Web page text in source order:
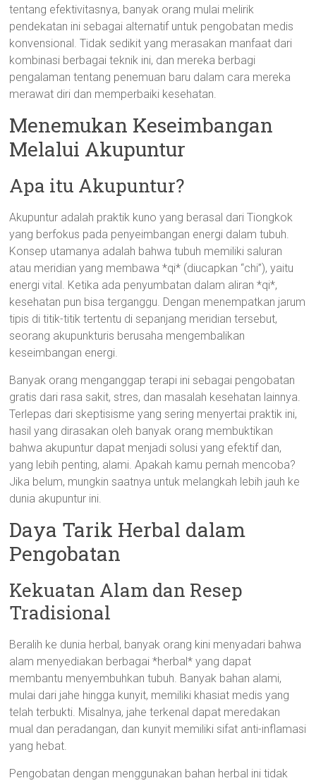
tentang efektivitasnya, banyak orang mulai melirik
pendekatan ini sebagai alternatif untuk pengobatan medis
konvensional. Tidak sedikit yang merasakan manfaat dari
kombinasi berbagai teknik ini, dan mereka berbagi
pengalaman tentang penemuan baru dalam cara mereka
merawat diri dan memperbaiki kesehatan.
Menemukan Keseimbangan
Melalui Akupuntur
Apa itu Akupuntur?
Akupuntur adalah praktik kuno yang berasal dari Tiongkok
yang berfokus pada penyeimbangan energi dalam tubuh.
Konsep utamanya adalah bahwa tubuh memiliki saluran
atau meridian yang membawa *qi* (diucapkan “chi”), yaitu
energi vital. Ketika ada penyumbatan dalam aliran *qi*,
kesehatan pun bisa terganggu. Dengan menempatkan jarum
tipis di titik-titik tertentu di sepanjang meridian tersebut,
seorang akupunkturis berusaha mengembalikan
keseimbangan energi.
Banyak orang menganggap terapi ini sebagai pengobatan
gratis dari rasa sakit, stres, dan masalah kesehatan lainnya.
Terlepas dari skeptisisme yang sering menyertai praktik ini,
hasil yang dirasakan oleh banyak orang membuktikan
bahwa akupuntur dapat menjadi solusi yang efektif dan,
yang lebih penting, alami. Apakah kamu pernah mencoba?
Jika belum, mungkin saatnya untuk melangkah lebih jauh ke
dunia akupuntur ini.
Daya Tarik Herbal dalam
Pengobatan
Kekuatan Alam dan Resep
Tradisional
Beralih ke dunia herbal, banyak orang kini menyadari bahwa
alam menyediakan berbagai *herbal* yang dapat
membantu menyembuhkan tubuh. Banyak bahan alami,
mulai dari jahe hingga kunyit, memiliki khasiat medis yang
telah terbukti. Misalnya, jahe terkenal dapat meredakan
mual dan peradangan, dan kunyit memiliki sifat anti-inflamasi
yang hebat.
Pengobatan dengan menggunakan bahan herbal ini tidak